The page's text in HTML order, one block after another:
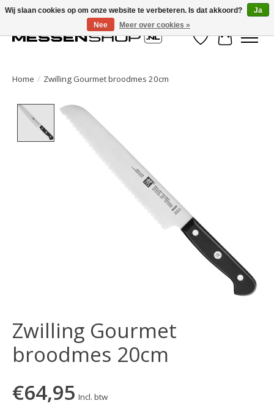
Verlanglijst
Home / Zwilling Gourmet broodmes 20cm
Product image slideshow Items
Zwilling Gourmet
broodmes 20cm
€64,95 Incl. btw
Wij slaan cookies op om onze website te verbeteren. Is dat akkoord?
Ja
Nee
Meer over cookies »